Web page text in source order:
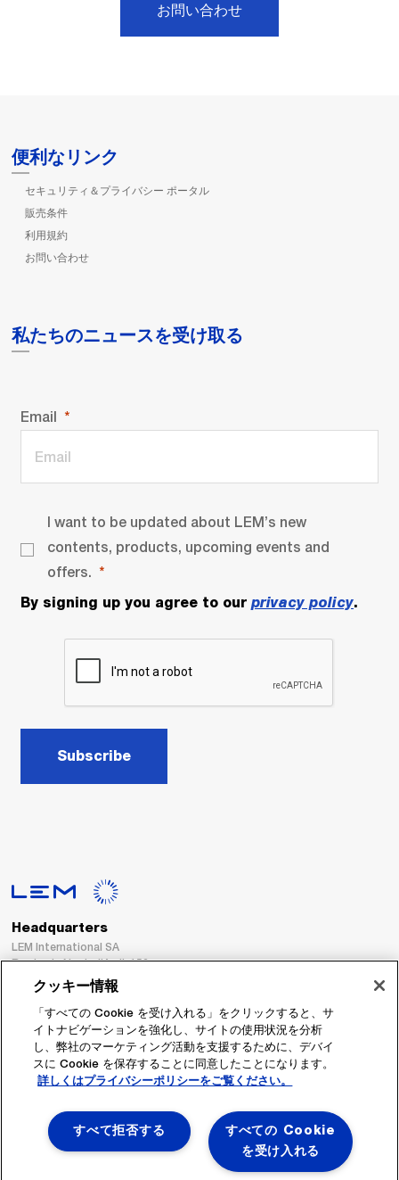
お問い合わせ
便利なリンク
セキュリティ＆プライバシー ポータル
販売条件
利用規約
お問い合わせ
私たちのニュースを受け取る
Email
I want to be updated about LEM’s new
contents, products, upcoming events and
offers.
By signing up you agree to our privacy policy.
Subscribe
Headquarters
LEM International SA
Route du Nant-d’Avril, 152
1217 Meyrin
Switzerland
Tel. :
+41 22 706 11 11
Fax : +41 22 794 94 78
フォローする
クッキー情報
「すべての Cookie を受け入れる」をクリックすると、サ
イトナビゲーションを強化し、サイトの使用状況を分析
し、弊社のマーケティング活動を支援するために、デバイ
スに Cookie を保存することに同意したことになります。
詳しくはプライバシーポリシーをご覧ください。
すべての Cookie
を受け入れる
すべて拒否する